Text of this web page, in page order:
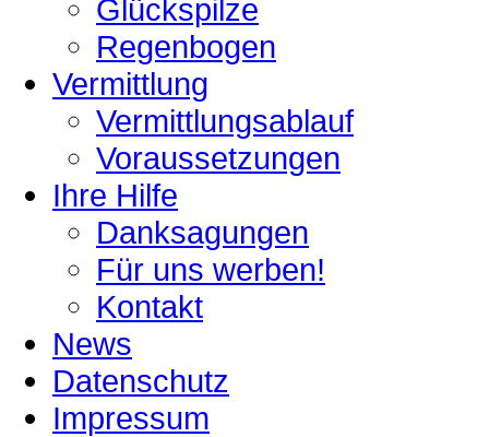
Glückspilze
Regenbogen
Vermittlung
Vermittlungsablauf
Voraussetzungen
Ihre Hilfe
Danksagungen
Für uns werben!
Kontakt
News
Datenschutz
Impressum